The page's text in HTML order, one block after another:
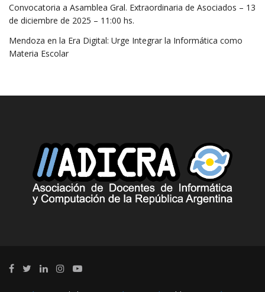
Convocatoria a Asamblea Gral. Extraordinaria de Asociados – 13
de diciembre de 2025 – 11:00 hs.
Mendoza en la Era Digital: Urge Integrar la Informática como
Materia Escolar